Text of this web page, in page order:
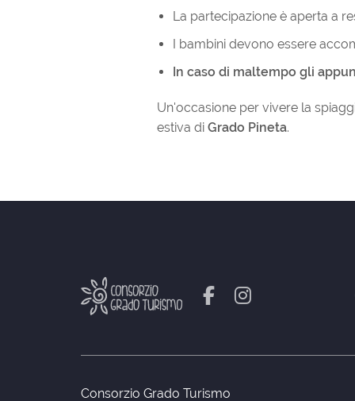
La partecipazione è aperta a
I bambini devono essere
In caso di maltempo gli
Un'occasione per vivere la
estiva diGrado Pineta.
Consorzio Grado Turismo